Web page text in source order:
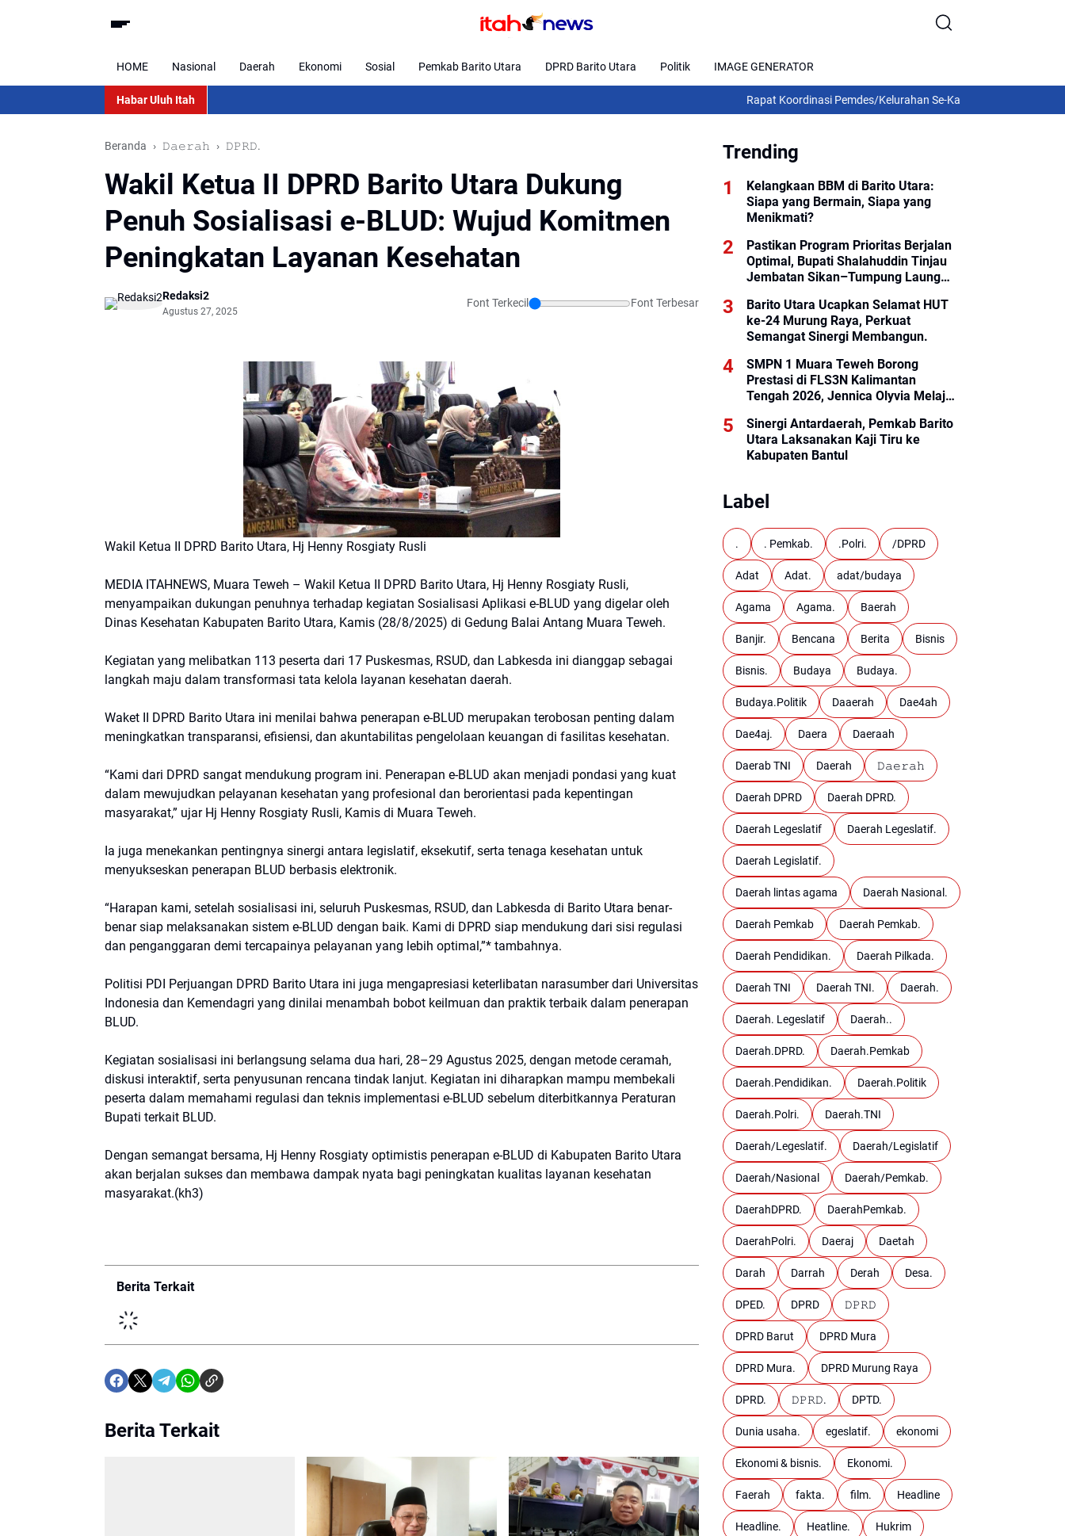
HOME Nasional Daerah Ekonomi Sosial Pemkab Barito Utara DPRD Barito Utara Politik IMAGE GENERATOR
Habar Uluh Itah Rapat Koordinasi Pemdes/Kelurahan Se-Kalteng 2026: Gubernur
Beranda 𝙳𝚊𝚎𝚛𝚊𝚑 𝙳𝙿𝚁𝙳.
Wakil Ketua II DPRD Barito Utara Dukung
Penuh Sosialisasi e-BLUD: Wujud Komitmen
Peningkatan Layanan Kesehatan
Redaksi2
Agustus 27, 2025
Font Terkecil Font Terbesar
Wakil Ketua II DPRD Barito Utara, Hj Henny Rosgiaty Rusli
MEDIA ITAHNEWS, Muara Teweh – Wakil Ketua II DPRD Barito Utara, Hj Henny Rosgiaty Rusli,
menyampaikan dukungan penuhnya terhadap kegiatan Sosialisasi Aplikasi e-BLUD yang digelar oleh
Dinas Kesehatan Kabupaten Barito Utara, Kamis (28/8/2025) di Gedung Balai Antang Muara Teweh.
Kegiatan yang melibatkan 113 peserta dari 17 Puskesmas, RSUD, dan Labkesda ini dianggap sebagai
langkah maju dalam transformasi tata kelola layanan kesehatan daerah.
Waket II DPRD Barito Utara ini menilai bahwa penerapan e-BLUD merupakan terobosan penting dalam
meningkatkan transparansi, efisiensi, dan akuntabilitas pengelolaan keuangan di fasilitas kesehatan.
“Kami dari DPRD sangat mendukung program ini. Penerapan e-BLUD akan menjadi pondasi yang kuat
dalam mewujudkan pelayanan kesehatan yang profesional dan berorientasi pada kepentingan
masyarakat,” ujar Hj Henny Rosgiaty Rusli, Kamis di Muara Teweh.
Ia juga menekankan pentingnya sinergi antara legislatif, eksekutif, serta tenaga kesehatan untuk
menyukseskan penerapan BLUD berbasis elektronik.
“Harapan kami, setelah sosialisasi ini, seluruh Puskesmas, RSUD, dan Labkesda di Barito Utara benar-
benar siap melaksanakan sistem e-BLUD dengan baik. Kami di DPRD siap mendukung dari sisi regulasi
dan penganggaran demi tercapainya pelayanan yang lebih optimal,”* tambahnya.
Politisi PDI Perjuangan DPRD Barito Utara ini juga mengapresiasi keterlibatan narasumber dari Universitas
Indonesia dan Kemendagri yang dinilai menambah bobot keilmuan dan praktik terbaik dalam penerapan
BLUD.
Kegiatan sosialisasi ini berlangsung selama dua hari, 28–29 Agustus 2025, dengan metode ceramah,
diskusi interaktif, serta penyusunan rencana tindak lanjut. Kegiatan ini diharapkan mampu membekali
peserta dalam memahami regulasi dan teknis implementasi e-BLUD sebelum diterbitkannya Peraturan
Bupati terkait BLUD.
Dengan semangat bersama, Hj Henny Rosgiaty optimistis penerapan e-BLUD di Kabupaten Barito Utara
akan berjalan sukses dan membawa dampak nyata bagi peningkatan kualitas layanan kesehatan
masyarakat.(kh3)
Berita Terkait
Berita Terkait
Trending
Kelangkaan BBM di Barito Utara:
Siapa yang Bermain, Siapa yang
Menikmati?
Pastikan Program Prioritas Berjalan
Optimal, Bupati Shalahuddin Tinjau
Jembatan Sikan–Tumpung Laung
Barito Utara Ucapkan Selamat HUT
ke-24 Murung Raya, Perkuat
Semangat Sinergi Membangun.
SMPN 1 Muara Teweh Borong
Prestasi di FLS3N Kalimantan
Tengah 2026, Jennica Olyvia Melaju
Sinergi Antardaerah, Pemkab Barito
Utara Laksanakan Kaji Tiru ke
Kabupaten Bantul
Label
. . Pemkab. .Polri. /DPRD
Adat Adat. adat/budaya
Agama Agama. Baerah
Banjir. Bencana Berita Bisnis
Bisnis. Budaya Budaya.
Budaya.Politik Daaerah Dae4ah
Dae4aj. Daera Daeraah
Daerab TNI Daerah 𝙳𝚊𝚎𝚛𝚊𝚑
Daerah DPRD Daerah DPRD.
Daerah Legeslatif Daerah Legeslatif.
Daerah Legislatif.
Daerah lintas agama Daerah Nasional.
Daerah Pemkab Daerah Pemkab.
Daerah Pendidikan. Daerah Pilkada.
Daerah TNI Daerah TNI. Daerah.
Daerah. Legeslatif Daerah..
Daerah.DPRD. Daerah.Pemkab
Daerah.Pendidikan. Daerah.Politik
Daerah.Polri. Daerah.TNI
Daerah/Legeslatif. Daerah/Legislatif
Daerah/Nasional Daerah/Pemkab.
DaerahDPRD. DaerahPemkab.
DaerahPolri. Daeraj Daetah
Darah Darrah Derah Desa.
DPED. DPRD 𝙳𝙿𝚁𝙳
DPRD Barut DPRD Mura
DPRD Mura. DPRD Murung Raya
DPRD. 𝙳𝙿𝚁𝙳. DPTD.
Dunia usaha. egeslatif. ekonomi
Ekonomi & bisnis. Ekonomi.
Faerah fakta. film. Headline
Headline. Heatline. Hukrim